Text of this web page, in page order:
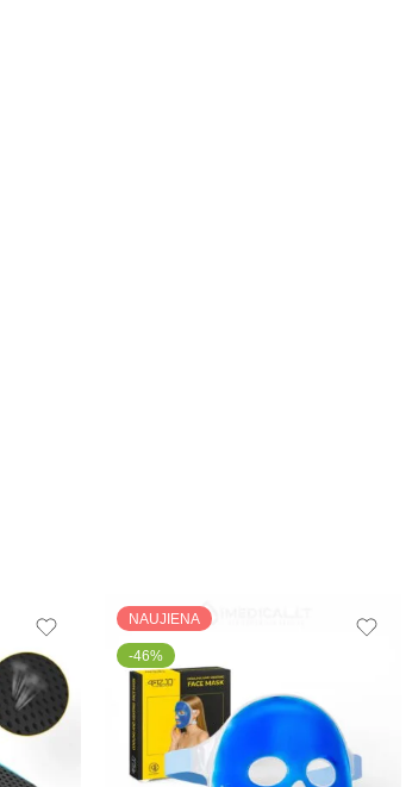
NAUJIENA
-46%